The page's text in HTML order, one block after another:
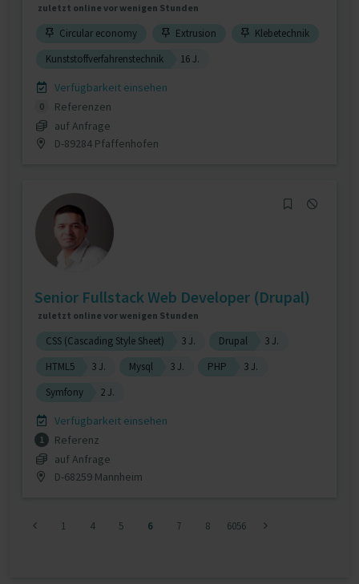
zuletzt online vor wenigen Stunden
Circular economy Extrusion
Klebetechnik
Kunststoffverfahrenstechnik
16 J.
Verfügbarkeit einsehen
0
Referenzen
auf Anfrage
D-89284 Pfaffenhofen
Senior Fullstack Web Developer (Drupal)
zuletzt online vor wenigen Stunden
CSS (Cascading Style Sheet) 3 J. Drupal
3 J.
HTML5
3 J. Mysql 3 J. PHP
3 J.
Symfony
2 J.
Verfügbarkeit einsehen
1
Referenz
auf Anfrage
D-68259 Mannheim
1 4 5 6 7 8 6056